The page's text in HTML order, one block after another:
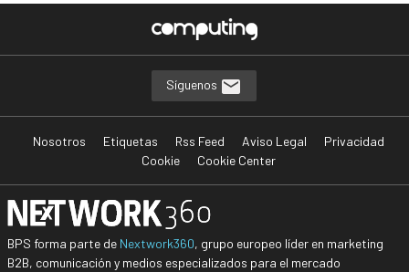
Síguenos
Nosotros Etiquetas Rss Feed Aviso Legal
Privacidad
Cookie
Cookie Center
BPS forma parte de Nextwork360, grupo europeo líder en marketing
B2B, comunicación y medios especializados para el mercado